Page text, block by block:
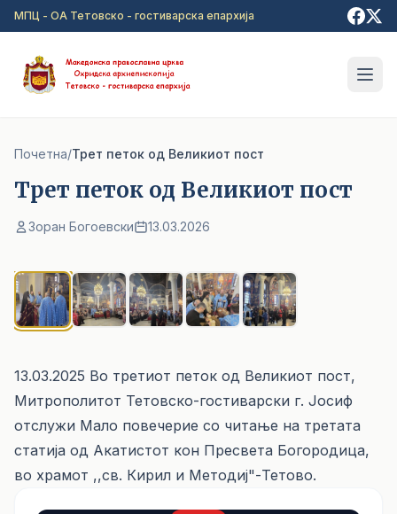
Прејди на главна содржина
МПЦ - ОА Тетовско - гостиварска епархија
Почетна/Трет петок од Великиот пост
Трет петок од Великиот пост
Зоран Богоевски 13.03.2026
13.03.2025 Во третиот петок од Великиот пост,
Митрополитот Тетовско-гостиварски г. Јосиф
отслужи Мало повечерие со читање на третата
статија од Акатистот кон Пресвета Богородица,
во храмот ,,св. Кирил и Методиј"-Тетово.